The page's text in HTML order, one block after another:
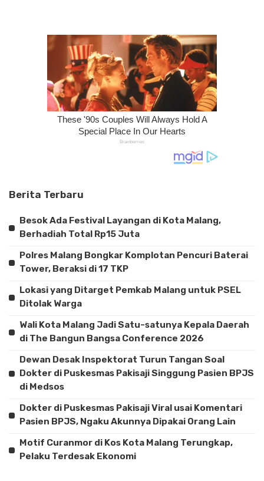
Berita Terbaru
Besok Ada Festival Layangan di Kota Malang,
Berhadiah Total Rp15 Juta
Polres Malang Bongkar Komplotan Pencuri Baterai
Tower, Beraksi di 17 TKP
Lokasi yang Ditarget Pemkab Malang untuk PSEL
Ditolak Warga
Wali Kota Malang Jadi Satu-satunya Kepala Daerah
di The Bangun Bangsa Conference 2026
Dewan Desak Inspektorat Turun Tangan Soal
Dokter di Puskesmas Pakisaji Singgung Pasien BPJS
di Medsos
Dokter di Puskesmas Pakisaji Viral usai Komentari
Pasien BPJS, Ngaku Akunnya Dipakai Orang Lain
Motif Curanmor di Kos Kota Malang Terungkap,
Pelaku Terdesak Ekonomi